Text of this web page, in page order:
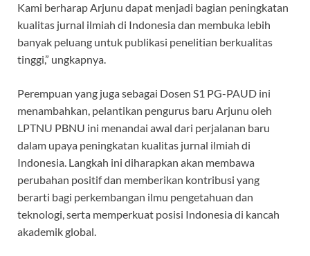
Kami berharap Arjunu dapat menjadi bagian peningkatan
kualitas jurnal ilmiah di Indonesia dan membuka lebih
banyak peluang untuk publikasi penelitian berkualitas
tinggi,” ungkapnya.
Perempuan yang juga sebagai Dosen S1 PG-PAUD ini
menambahkan, pelantikan pengurus baru Arjunu oleh
LPTNU PBNU ini menandai awal dari perjalanan baru
dalam upaya peningkatan kualitas jurnal ilmiah di
Indonesia. Langkah ini diharapkan akan membawa
perubahan positif dan memberikan kontribusi yang
berarti bagi perkembangan ilmu pengetahuan dan
teknologi, serta memperkuat posisi Indonesia di kancah
akademik global.